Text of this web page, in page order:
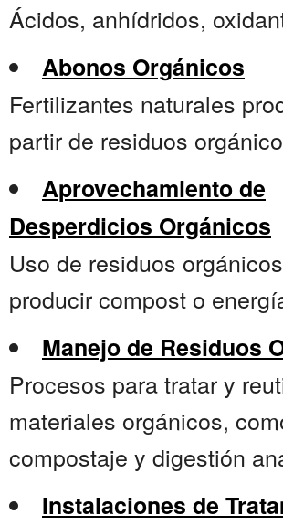
Ácidos, anhídridos,
Abonos Orgánicos
Fertilizantes naturales
partir de residuos
Aprovechamiento de
Desperdicios Orgánicos
Uso de residuos
producir compost o
Manejo de Residuos
Procesos para tratar y
materiales orgánicos,
compostaje y digestión
Instalaciones de